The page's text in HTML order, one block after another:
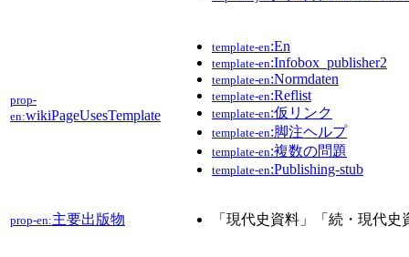
prop-
en:wikiPageUsesTemplate
template-en:En
template-en:Infobox_publisher2
template-en:Normdaten
template-en:Reflist
template-en:仮リンク
template-en:脚注ヘルプ
template-en:複数の問題
template-en:Publishing-stub
prop-en:主要出版物 「現代史資料」「続・現代史